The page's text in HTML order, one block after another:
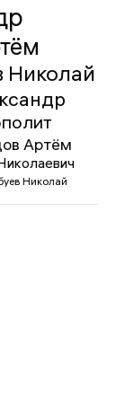
Николай
Артём
Николай